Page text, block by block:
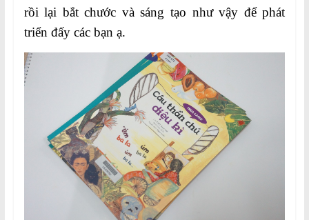
rồi lại bắt chước và sáng tạo như vậy để phát
triển đấy các bạn ạ.